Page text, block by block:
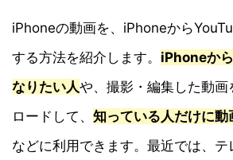
iPhoneの動画を、iPhoneから
する方法を紹介します。 iPhoneか
なりたい人や、撮影・編集した動
ロードして、 知っている人だけに動
などに利用できます。最近では、